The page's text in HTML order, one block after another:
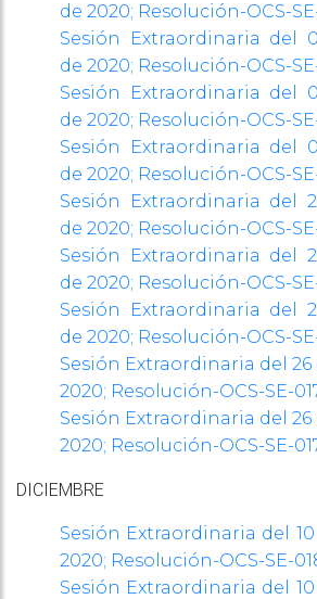
de 2020; Resolución-OCS-
Sesión Extraordinaria del
de 2020; Resolución-OCS-
Sesión Extraordinaria del
de 2020; Resolución-OCS-
Sesión Extraordinaria del
de 2020; Resolución-OCS-
Sesión Extraordinaria del
de 2020; Resolución-OCS-
Sesión Extraordinaria del
de 2020; Resolución-OCS-
Sesión Extraordinaria del
de 2020; Resolución-OCS-
Sesión Extraordinaria del
2020; Resolución-OCS-SE-
Sesión Extraordinaria del
2020; Resolución-OCS-SE-
DICIEMBRE
Sesión Extraordinaria del
2020; Resolución-OCS-SE-
Sesión Extraordinaria del